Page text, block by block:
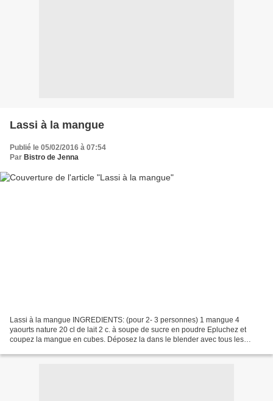
Lassi à la mangue
Publié le 05/02/2016 à 07:54
Par Bistro de Jenna
Lassi à la mangue INGREDIENTS: (pour 2- 3 personnes) 1 mangue 4
yaourts nature 20 cl de lait 2 c. à soupe de sucre en poudre Epluchez et
coupez la mangue en cubes. Déposez la dans le blender avec tous les